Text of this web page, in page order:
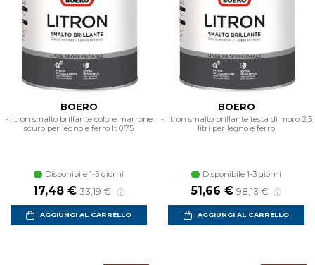
BOERO
- litron smalto brillante colore marrone
scuro per legno e ferro lt 0.75
Disponibile 1-3 giorni
17,48 € 33,19 €
AGGIUNGI AL CARRELLO
BOERO
- litron smalto brillante testa di moro 2,5
litri per legno e ferro
Disponibile 1-3 giorni
51,66 € 98,13 €
AGGIUNGI AL CARRELLO